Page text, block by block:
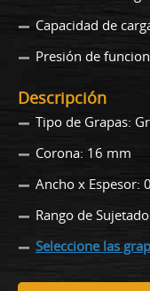
Capacidad de
Presión de
Descripción
Tipo de Grapas:
Corona: 16 mm
Ancho x Espesor:
Rango de
Seleccione las